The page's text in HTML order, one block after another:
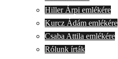
Hiller Árpi emlékére
Kurcz Ádám emlékére
Csaba Attila emlékére
Rólunk írták